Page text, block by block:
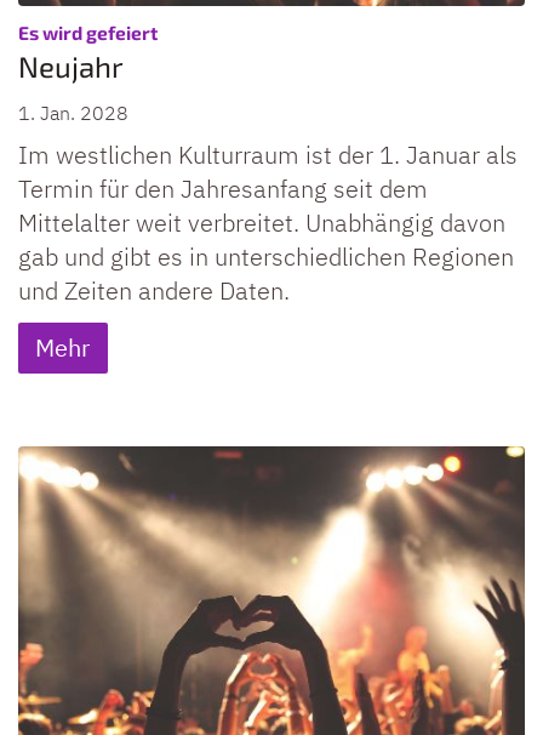
Es wird gefeiert:
Neujahr
1. Jan. 2028
Im westlichen Kulturraum ist der 1. Januar als
Termin für den Jahresanfang seit dem
Mittelalter weit verbreitet. Unabhängig davon
gab und gibt es in unterschiedlichen Regionen
und Zeiten andere Daten.
Mehr